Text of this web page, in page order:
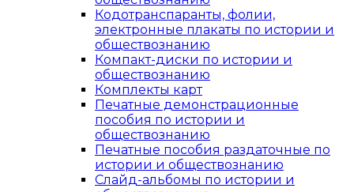
Кодотранспаранты, фолии,
электронные плакаты по истории и
обществознанию
Компакт-диски по истории и
обществознанию
Комплекты карт
Печатные демонстрационные
пособия по истории и
обществознанию
Печатные пособия раздаточные по
истории и обществознанию
Слайд-альбомы по истории и